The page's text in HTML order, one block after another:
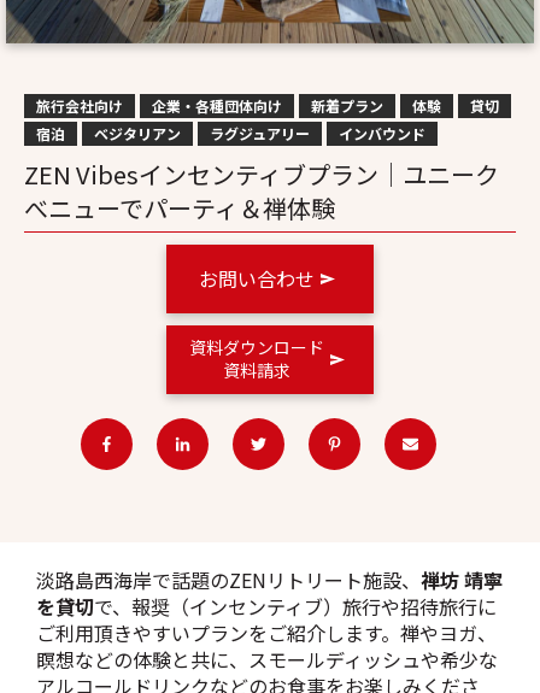
旅行会社向け 企業・各種団体向け 新着プラン 体験
貸切
宿泊
ベジタリアン ラグジュアリー インバウンド
ZEN Vibesインセンティブプラン│ユニーク
べニューでパーティ＆禅体験
お問い合わせ
資料ダウンロード
資料請求
淡路島西海岸で話題のZENリトリート施設、 禅坊 靖寧
を貸切で、報奨（インセンティブ）旅行や招待旅行に
ご利用頂きやすいプランをご紹介します。禅やヨガ、
瞑想などの体験と共に、スモールディッシュや希少な
アルコールドリンクなどのお食事をお楽しみくださ